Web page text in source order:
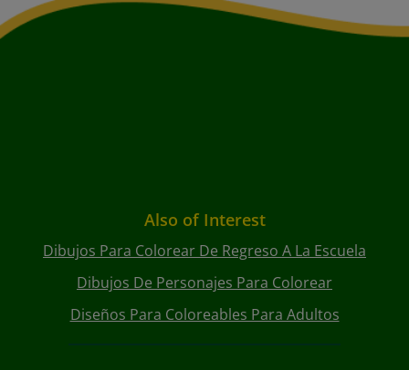
Also of Interest
Dibujos Para Colorear De Regreso A La Escuela
Dibujos De Personajes Para Colorear
Diseños Para Coloreables Para Adultos